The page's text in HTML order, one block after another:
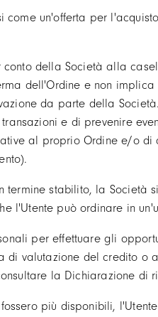
come un'offerta per
conto della Società alla
dell'Ordine e non
da parte della
e di prevenire
al proprio Ordine e/o
termine stabilito, la Società
l'Utente può ordinare in
per effettuare gli
di valutazione del credito o
la Dichiarazione di
più disponibili,